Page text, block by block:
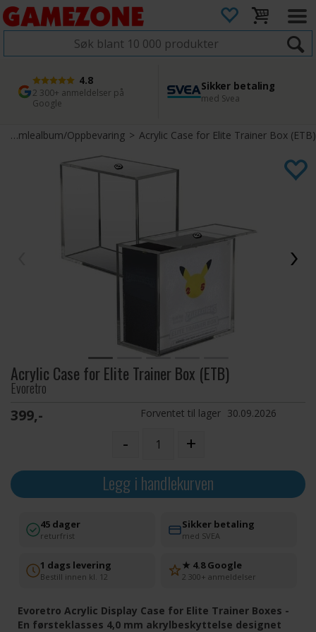
4.8
2 300+ anmeldelser på
Google
Sikker betaling
med Svea
1 dags levering
Bestill innen kl. 12
45 dager returfrist
Enkel retur
Samlealbum/Oppbevaring>Acrylic Case for Elite Trainer Box (ETB)
Acrylic Case for Elite Trainer Box (ETB)
Evoretro
399,- Forventet til lager 30.09.2026
- +
Legg i handlekurven
45 dager
returfrist
Sikker betaling
med SVEA
1 dags levering
Bestill innen kl. 12
★ 4.8 Google
2 300+ anmeldelser
Evoretro Acrylic Display Case for Elite Trainer Boxes -
En førsteklasses 4,0 mm akrylbeskyttelse designet